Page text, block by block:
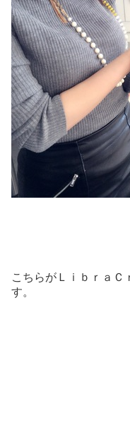
こちらがＬｉｂｒａＣ
す。